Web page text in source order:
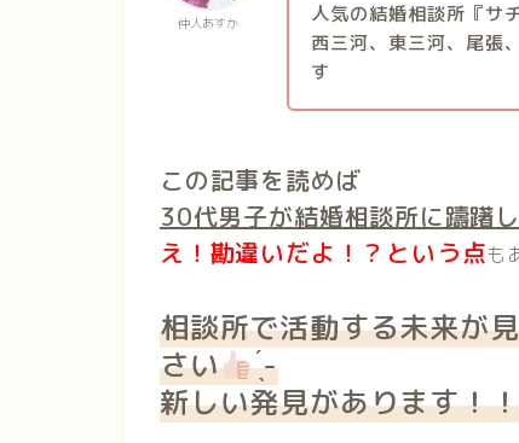
仲人あすか
人気の結婚相談所『サ
西三河、東三河、尾張
す
この記事を読めば
30代男子が結婚相談所に躊躇
え！勘違いだよ！？という点も
相談所で活動する未来が
さい︎
̖́-
新しい発見があります！！